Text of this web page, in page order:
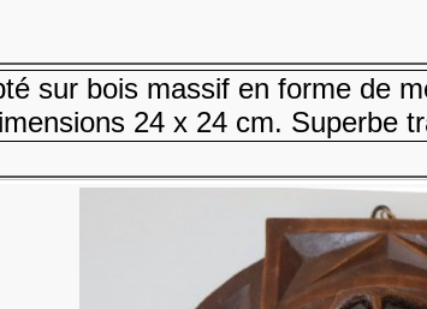
sur bois massif en forme de
24 x 24 cm. Superbe